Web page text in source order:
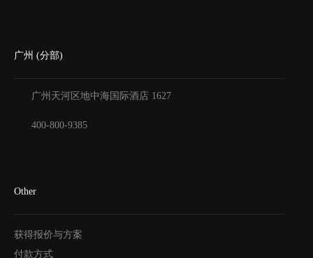
广州 (分部)
广州天河区地中海国际酒店 1627
400-800-9385
Other
获得报价与方案
付款方式